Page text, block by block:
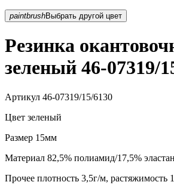
paintbrush Выбрать другой цвет
Резинка
зеленый 46-07319/
Артикул 46-07319/15/6130
Цвет зеленый
Размер 15мм
Материал 82,5% полиамид/17,5% эластан
Прочее плотность 3,5г/м, растяжимость